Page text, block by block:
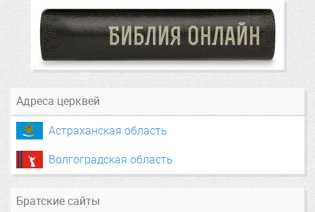
Адреса церквей
Астраханская область
Волгоградская область
Братские сайты